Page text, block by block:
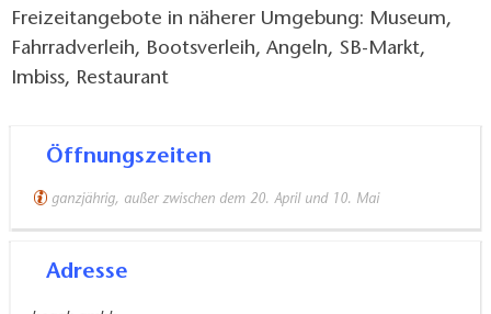
Freizeitangebote in näherer Umgebung: Museum,
Fahrradverleih, Bootsverleih, Angeln, SB-Markt,
Imbiss, Restaurant
Öffnungszeiten
ganzjährig, außer zwischen dem 20. April und 10. Mai
Adresse